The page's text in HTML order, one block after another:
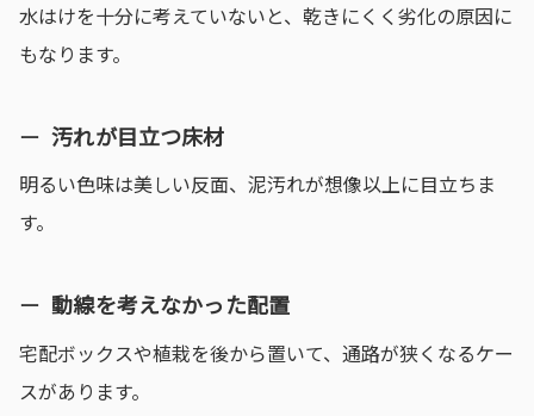
水はけを十分に考えていないと、乾きにくく劣化の原因に
もなります。
汚れが目立つ床材
明るい色味は美しい反面、泥汚れが想像以上に目立ちま
す。
動線を考えなかった配置
宅配ボックスや植栽を後から置いて、通路が狭くなるケー
スがあります。